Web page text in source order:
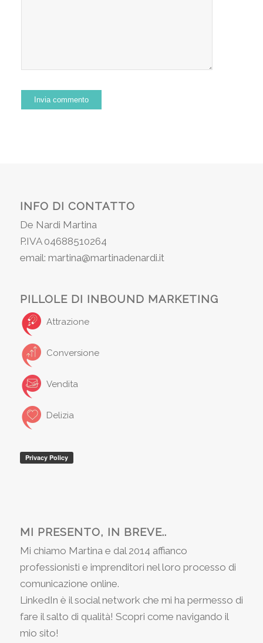
INFO DI CONTATTO
De Nardi Martina
P.IVA 04688510264
email: martina@martinadenardi.it
PILLOLE DI INBOUND MARKETING
Attrazione
Conversione
Vendita
Delizia
MI PRESENTO, IN BREVE..
Mi chiamo Martina e dal 2014 affianco
professionisti e imprenditori nel loro processo di
comunicazione online.
LinkedIn è il social network che mi ha permesso di
fare il salto di qualità! Scopri come navigando il
mio sito!